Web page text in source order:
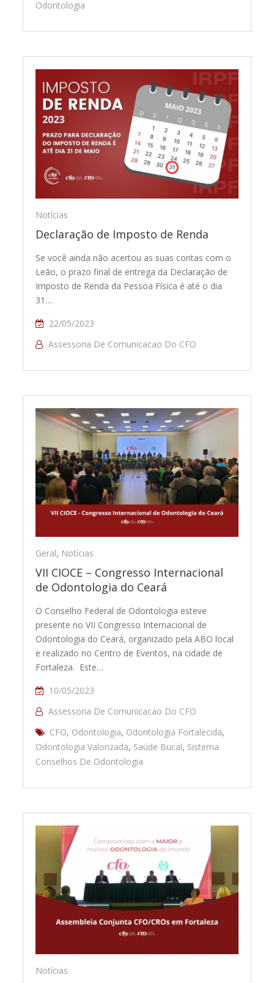
Odontologia
Notícias
Declaração de Imposto de Renda
Se você ainda não acertou as suas contas com o
Leão, o prazo final de entrega da Declaração de
Imposto de Renda da Pessoa Física é até o dia
31…
22/05/2023
Assessoria De Comunicacao Do CFO
Geral, Notícias
VII CIOCE – Congresso Internacional
de Odontologia do Ceará
O Conselho Federal de Odontologia esteve
presente no VII Congresso Internacional de
Odontologia do Ceará, organizado pela ABO local
e realizado no Centro de Eventos, na cidade de
Fortaleza. Este…
10/05/2023
Assessoria De Comunicacao Do CFO
CFO, Odontologia, Odontologia Fortalecida,
Odontologia Valorizada, Saúde Bucal, Sistema
Conselhos De Odontologia
Notícias